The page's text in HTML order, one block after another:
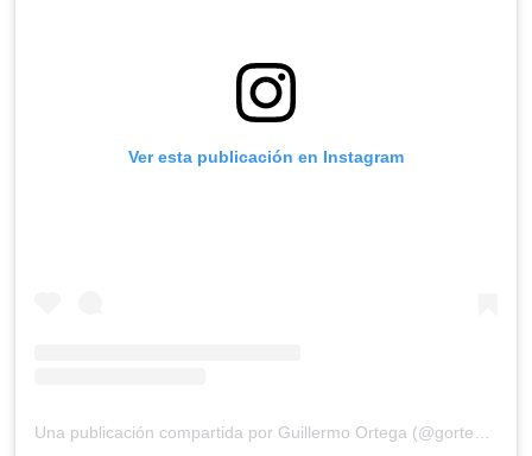
Ver esta publicación en Instagram